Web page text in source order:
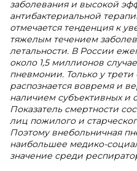
заболевания и высокой
антибактериальной
отмечается тенденция к
тяжелым течением
летальности. В России
около 1,5 миллионов
пневмонии. Только у
распознается вовремя и
наличием субъективных и
Показатель смертности
лиц пожилого и
Поэтому внебольничная
наибольшее медико-
значение среди